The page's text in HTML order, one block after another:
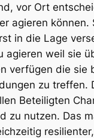
vor Ort
agieren können.
in die Lage
agieren weil sie
verfügen die sie
zu treffen.
Beteiligten
zu nutzen. Das